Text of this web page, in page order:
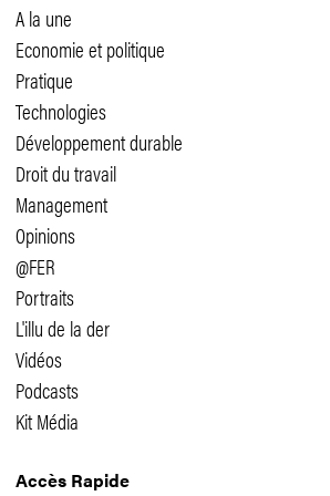
A la une
Economie et politique
Pratique
Technologies
Développement durable
Droit du travail
Management
Opinions
@FER
Portraits
L'illu de la der
Vidéos
Podcasts
Kit Média
Accès Rapide